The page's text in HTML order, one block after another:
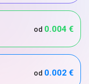
od 0.004 €
od 0.002 €